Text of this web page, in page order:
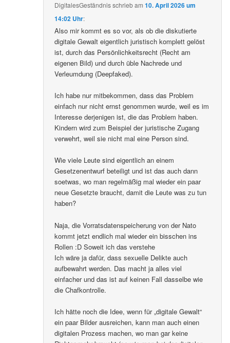
DigitalesGeständnisschriebam10. April 2026 um
14:02 Uhr:
Also mir kommt es so vor, als ob die diskutierte
digitale Gewalt eigentlich juristisch komplett gelöst
ist, durch das Persönlichkeitsrecht (Recht am
eigenen Bild) und durch üble Nachrede und
Verleumdung (Deepfaked).
Ich habe nur mitbekommen, dass das Problem
einfach nur nicht ernst genommen wurde, weil es im
Interesse derjenigen ist, die das Problem haben.
Kindern wird zum Beispiel der juristische Zugang
verwehrt, weil sie nicht mal eine Person sind.
Wie viele Leute sind eigentlich an einem
Gesetzenentwurf beteiligt und ist das auch dann
soetwas, wo man regelmäßig mal wieder ein paar
neue Gesetzte braucht, damit die Leute was zu tun
haben?
Naja, die Vorratsdatenspeicherung von der Nato
kommt jetzt endlich mal wieder ein bisschen ins
Rollen :D Soweit ich das verstehe
Ich wäre ja dafür, dass sexuelle Delikte auch
aufbewahrt werden. Das macht ja alles viel
einfacher und das ist auf keinen Fall dasselbe wie
die Chafkontrolle.
Ich hätte noch die Idee, wenn für „digitale Gewalt“
ein paar Bilder ausreichen, kann man auch einen
digitalen Prozess machen, wo man gar keine